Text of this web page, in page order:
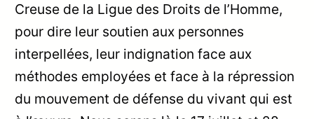
Creuse de la Ligue des Droits de l’Homme,
pour dire leur soutien aux personnes
interpellées, leur indignation face aux
méthodes employées et face à la répression
du mouvement de défense du vivant qui est